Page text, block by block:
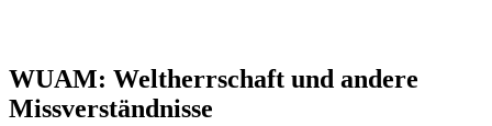
WUAM: Weltherrschaft und andere
Missverständnisse